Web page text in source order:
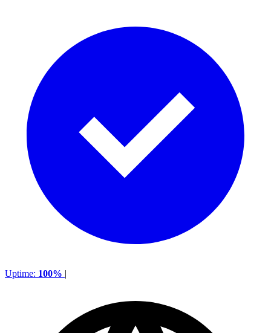
Uptime: 100% |